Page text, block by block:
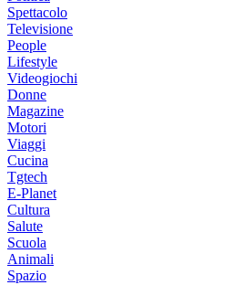
Spettacolo
Televisione
People
Lifestyle
Videogiochi
Donne
Magazine
Motori
Viaggi
Cucina
Tgtech
E-Planet
Cultura
Salute
Scuola
Animali
Spazio